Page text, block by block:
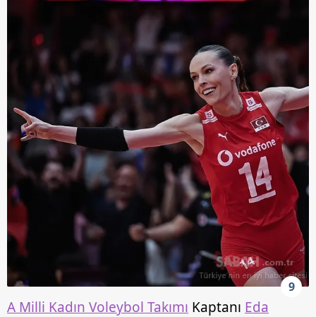
9
A Milli Kadın Voleybol Takımı Kaptanı Eda